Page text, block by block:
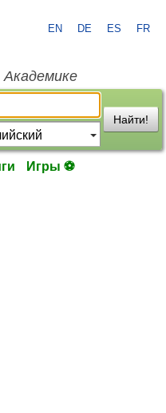
EN DE ES FR
Академике
Найти!
Игры ⚽